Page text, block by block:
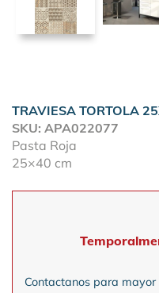
TRAVIESA TORTOLA
SKU: APA022077
Pasta Roja
25×40 cm
Contactanos para